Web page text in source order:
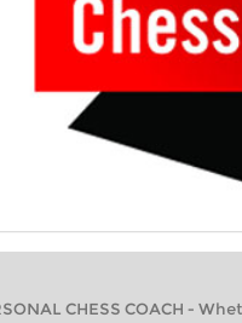
CHESS COACH -